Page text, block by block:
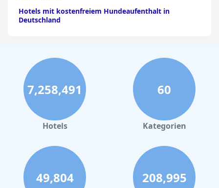
Hotels mit kostenfreiem Hundeaufenthalt in
Deutschland
7,258,491
Hotels
60
Kategorien
49,804 208,995